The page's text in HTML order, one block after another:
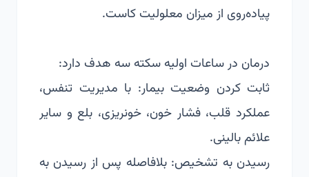
پیاده‌روی از میزان معلولیت کاست.
درمان در ساعات اولیه سکته سه هدف دارد:
ثابت کردن وضعیت بیمار: با مدیریت تنفس،
عملکرد قلب، فشار خون، خونریزی، بلع و سایر
علائم بالینی.
رسیدن به تشخیص: بلافاصله پس از رسیدن به